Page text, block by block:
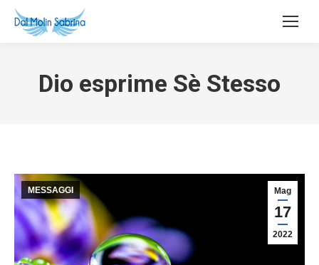
Dio esprime Sè Stesso
Mag
17
2022
MESSAGGI